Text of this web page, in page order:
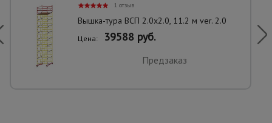
1 отзыв
Вышка-тура ВСП 2.0х2.0, 11.2 м ver. 2.0
Цена: 39588 руб.
Предзаказ